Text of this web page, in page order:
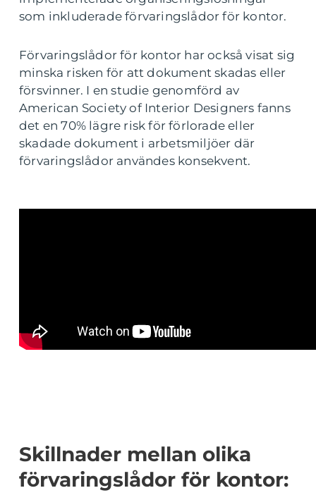
som inkluderade förvaringslådor för kontor.
Förvaringslådor för kontor har också visat sig
minska risken för att dokument skadas eller
försvinner. I en studie genomförd av
American Society of Interior Designers fanns
det en 70% lägre risk för förlorade eller
skadade dokument i arbetsmiljöer där
förvaringslådor användes konsekvent.
Skillnader mellan olika
förvaringslådor för kontor: